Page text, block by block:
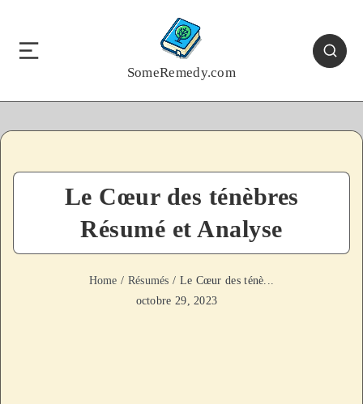
SomeRemedy.com
Le Cœur des ténèbres
Résumé et Analyse
Home / Résumés / Le Cœur des ténè...
octobre 29, 2023